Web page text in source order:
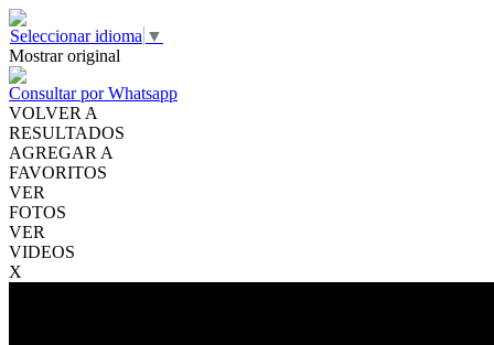
Seleccionar idioma ▼
Mostrar original
Consultar por Whatsapp
VOLVER A
RESULTADOS
AGREGAR A
FAVORITOS
VER
FOTOS
VER
VIDEOS
X